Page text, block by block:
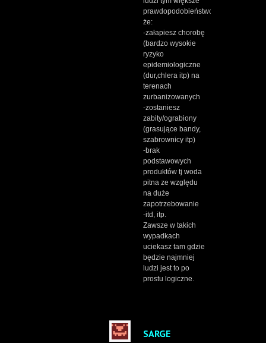
prawdopodobieństwo,
że:
-załapiesz chorobę
(bardzo wysokie
ryzyko
epidemiologiczne
(dur,chlera itp) na
terenach
zurbanizowanych
-zostaniesz
zabity/ograbiony
(grasujące bandy,
szabrownicy itp)
-brak
podstawowych
produktów tj woda
pitna ze względu
na duże
zapotrzebowanie
-itd, itp.
Zawsze w takich
wypadkach
uciekasz tam gdzie
będzie najmniej
ludzi jest to po
prostu logiczne.
SARGE